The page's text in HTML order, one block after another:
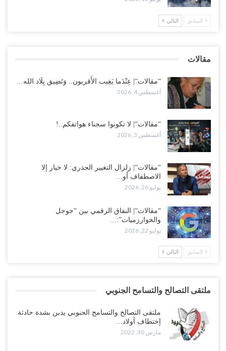
لإشعال حرب..!
أغسطس 2, 2026
أغسطس 2, 2026
السابق التالي
مقالات
“مقالات“| عِنْدَما يَغِيب الأَقربون.. وَتَضِيق بِلَاد الله…
أغسطس 4, 2026
“مقالات“| لا تكونوا سجناء هواتفكم..!
أغسطس 3, 2026
“مقالات“| زلزال التغيير الجذري: لا خيار إلا
الاصطفاف أو…
يوليو 26, 2026
“مقالات“| النفاق الرقمي بين “جوجل
والخوارزميات”:…
يوليو 22, 2026
السابق التالي
ملتقى التصالح والتسامح الجنوبي
ملتقى التصالح والتسامح الجنوبي يدين بشدة حادثة
إختطاف أولاد…
مارس 30, 2022